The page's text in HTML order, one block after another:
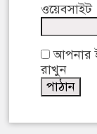
ওয়েবসাইট
আপনার
রাখুন